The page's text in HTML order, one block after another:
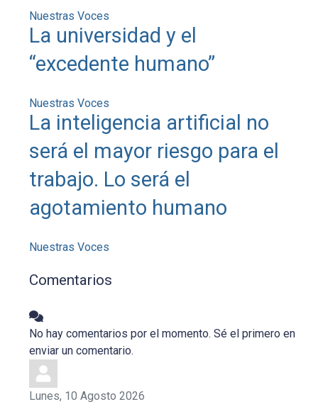
Nuestras Voces
La universidad y el
“excedente humano”
Nuestras Voces
La inteligencia artificial no
será el mayor riesgo para el
trabajo. Lo será el
agotamiento humano
Nuestras Voces
Comentarios
No hay comentarios por el momento. Sé el primero en
enviar un comentario.
Lunes, 10 Agosto 2026